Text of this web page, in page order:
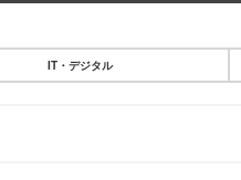
IT・デジタル